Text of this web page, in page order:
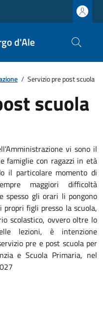
d'Ale
/ Servizio pre post scuola
scuola
vi sono il
famiglie con ragazzi in età
il particolare momento di
maggiori difficoltà
spesso gli orari li pongono
figli presso la scuola,
scolastico, ovvero oltre lo
lezioni, è intenzione
pre e post scuola per
e Scuola Primaria, nel